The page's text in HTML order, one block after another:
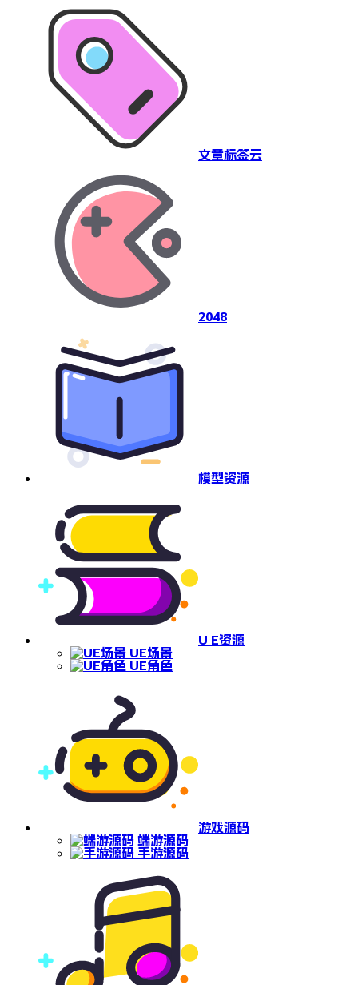
文章标签云
2048
模型资源
U E资源
UE场景
UE角色
游戏源码
端游源码
手游源码